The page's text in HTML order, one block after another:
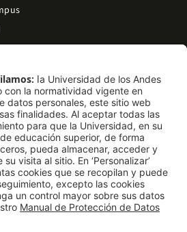
arrow_outward